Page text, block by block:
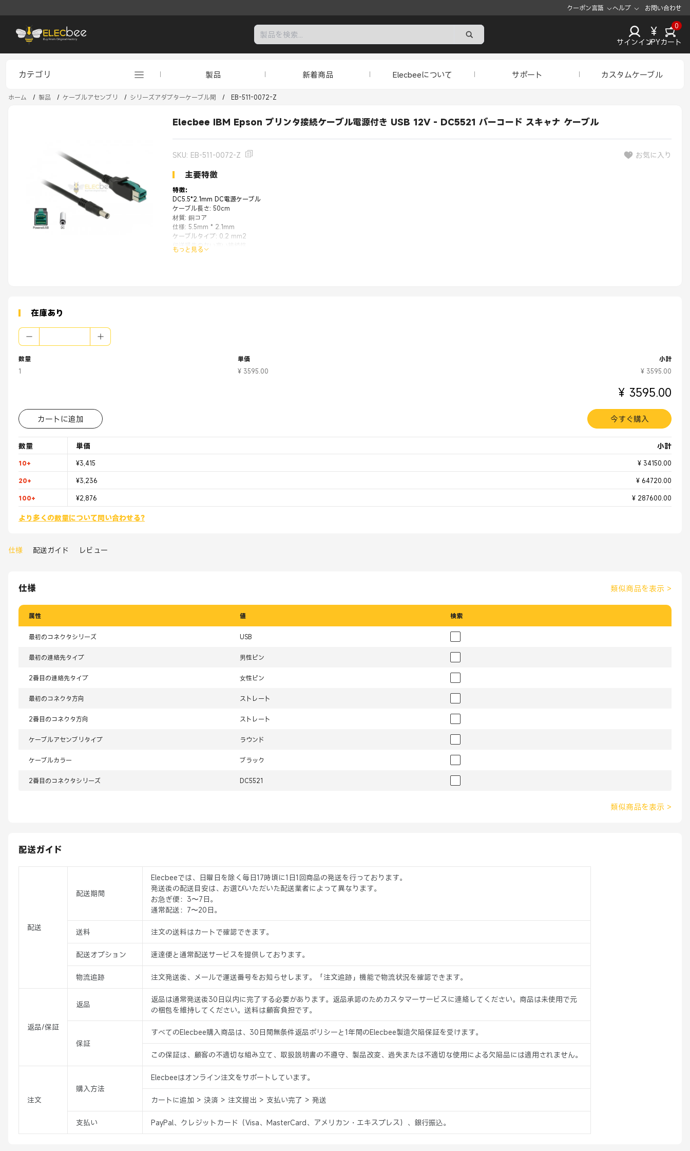
クーポン言語 ヘルプ お問い合わせ
サインイン
¥
JPY
0
カート
カテゴリ 製品 新着商品 Elecbeeについて サポート カスタムケーブル
ホーム / 製品 / ケーブルアセンブリ / シリーズアダプターケーブル間 / EB-511-0072-Z
Elecbee IBM Epson プリンタ接続ケーブル電源付き USB 12V - DC5521 バーコード スキャナ ケーブル
SKU: EB-511-0072-Z お気に入り
主要特徴
特徴：
DC5.5*2.1mm DC電源ケーブル
ケーブル長さ: 50cm
材質: 銅コア
仕様: 5.5mm * 2.1mm
ケーブルタイプ: 0.2 mm2
伝送損失のない高い接続性
アプリケーション:
もっと見る
在庫あり
数量
1
単価
¥ 3595.00
小計
¥ 3595.00
¥ 3595.00
カートに追加 今すぐ購入
数量 単価 小計
10+ ¥3,415 ¥ 34150.00
20+ ¥3,236 ¥ 64720.00
100+ ¥2,876 ¥ 287600.00
より多くの数量について問い合わせる?
仕様 配送ガイド レビュー
仕様 類似商品を表示 >
属性 値 検索
最初のコネクタシリーズ USB
最初の連絡先タイプ 男性ピン
2番目の連絡先タイプ 女性ピン
最初のコネクタ方向 ストレート
2番目のコネクタ方向 ストレート
ケーブルアセンブリタイプ ラウンド
ケーブルカラー ブラック
2番目のコネクタシリーズ DC5521
類似商品を表示 >
配送ガイド
配送
配送期間
Elecbeeでは、日曜日を除く毎日17時頃に1日1回商品の発送を行っております。
発送後の配送目安は、お選びいただいた配送業者によって異なります。
お急ぎ便：3〜7日。
通常配送：7〜20日。
送料 注文の送料はカートで確認できます。
配送オプション 速達便と通常配送サービスを提供しております。
物流追跡 注文発送後、メールで運送番号をお知らせします。「注文追跡」機能で物流状況を確認できます。
返品/保証
返品
返品は通常発送後30日以内に完了する必要があります。返品承認のためカスタマーサービスに連絡してください。商品は未使用で元
の梱包を維持してください。送料は顧客負担です。
保証
すべてのElecbee購入商品は、30日間無条件返品ポリシーと1年間のElecbee製造欠陥保証を受けます。
この保証は、顧客の不適切な組み立て、取扱説明書の不遵守、製品改変、過失または不適切な使用による欠陥品には適用されません。
注文
購入方法
Elecbeeはオンライン注文をサポートしています。
カートに追加 > 決済 > 注文提出 > 支払い完了 > 発送
支払い PayPal、クレジットカード（Visa、MasterCard、アメリカン・エキスプレス）、銀行振込。